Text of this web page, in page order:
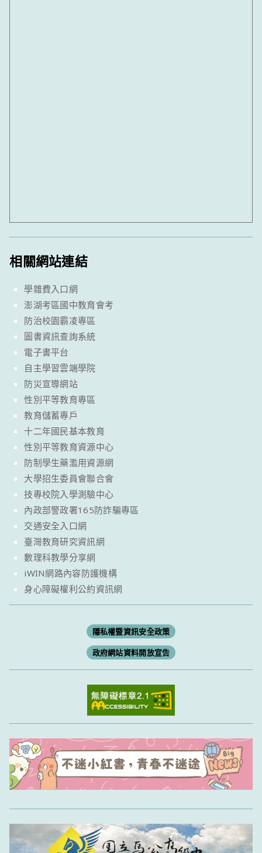
相關網站連結
學雜費入口網
澎湖考區國中教育會考
防治校園霸凌專區
圖書資訊查詢系統
電子書平台
自主學習雲端學院
防災宣導網站
性別平等教育專區
教育儲蓄專戶
十二年國民基本教育
性別平等教育資源中心
防制學生藥濫用資源網
大學招生委員會聯合會
技專校院入學測驗中心
內政部警政署165防詐騙專區
交通安全入口網
臺灣教育研究資訊網
數理科教學分享網
iWIN網路內容防護機構
身心障礙權利公約資訊網
隱私權暨資訊安全政策
政府網站資料開放宣告